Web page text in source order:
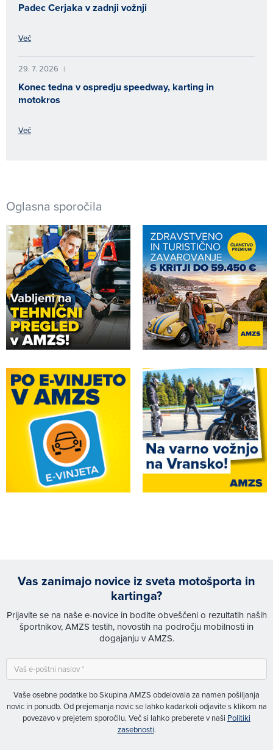
Padec Cerjaka v zadnji vožnji
Več
29. 7. 2026 |
Konec tedna v ospredju speedway, karting in
motokros
Več
Oglasna sporočila
Vas zanimajo novice iz sveta motošporta in
kartinga?
Prijavite se na naše e-novice in bodite obveščeni o rezultatih naših
športnikov, AMZS testih, novostih na področju mobilnosti in
dogajanju v AMZS.
Vaše osebne podatke bo Skupina AMZS obdelovala za namen pošiljanja
novic in ponudb. Od prejemanja novic se lahko kadarkoli odjavite s klikom na
povezavo v prejetem sporočilu. Več si lahko preberete v naši Politiki
zasebnosti.